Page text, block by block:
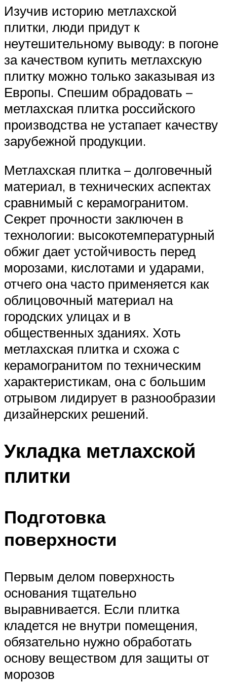
Изучив историю метлахской
плитки, люди придут к
неутешительному выводу: в погоне
за качеством купить метлахскую
плитку можно только заказывая из
Европы. Спешим обрадовать –
метлахская плитка российского
производства не устапает качеству
зарубежной продукции.
Метлахская плитка – долговечный
материал, в технических аспектах
сравнимый с керамогранитом.
Секрет прочности заключен в
технологии: высокотемпературный
обжиг дает устойчивость перед
морозами, кислотами и ударами,
отчего она часто применяется как
облицовочный материал на
городских улицах и в
общественных зданиях. Хоть
метлахская плитка и схожа с
керамогранитом по техническим
характеристикам, она с большим
отрывом лидирует в разнообразии
дизайнерских решений.
Укладка метлахской
плитки
Подготовка
поверхности
Первым делом поверхность
основания тщательно
выравнивается. Если плитка
кладется не внутри помещения,
обязательно нужно обработать
основу веществом для защиты от
морозов